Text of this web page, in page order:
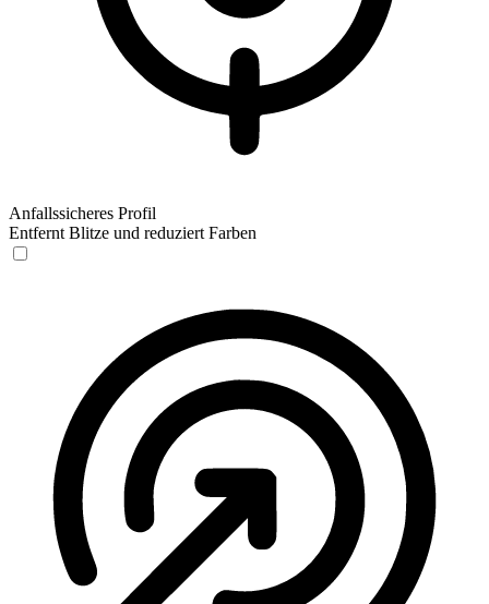
Anfallssicheres Profil
Entfernt Blitze und reduziert Farben